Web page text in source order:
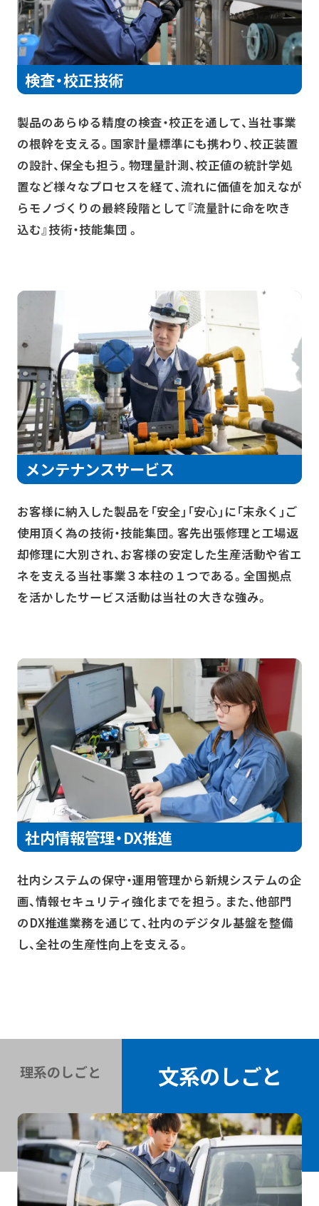
検査・校正技術
製品のあらゆる精度の検査・校正を通して、当社事業
の根幹を支える。国家計量標準にも携わり、校正装置
の設計、保全も担う。物理量計測、校正値の統計学処
置など様々なプロセスを経て、流れに価値を加えなが
らモノづくりの最終段階として『流量計に命を吹き
込む』技術・技能集団 。
メンテナンスサービス
お客様に納入した製品を「安全」「安心」に「末永く」ご
使用頂く為の技術・技能集団。客先出張修理と工場返
却修理に大別され、お客様の安定した生産活動や省エ
ネを支える当社事業３本柱の１つである。全国拠点
を活かしたサービス活動は当社の大きな強み。
社内情報管理・DX推進
社内システムの保守・運用管理から新規システムの企
画、情報セキュリティ強化までを担う。 また、他部門
のDX推進業務を通じて、社内のデジタル基盤を整備
し、全社の生産性向上を支える。
理系のしごと 文系のしごと